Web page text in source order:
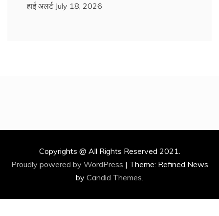
हाई अलर्ट July 18, 2026
Copyrights @ All Rights Reserved 2021.
Proudly powered by WordPress | Theme: Refined News
by Candid Themes.